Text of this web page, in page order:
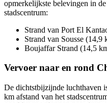
opmerkelijkste belevingen in
stadscentrum:
Strand van Port El
Strand van Sousse (14,9
Boujaffar Strand (14,5
Vervoer naar en rond
De dichtstbijzijnde luchthaven
km afstand van het